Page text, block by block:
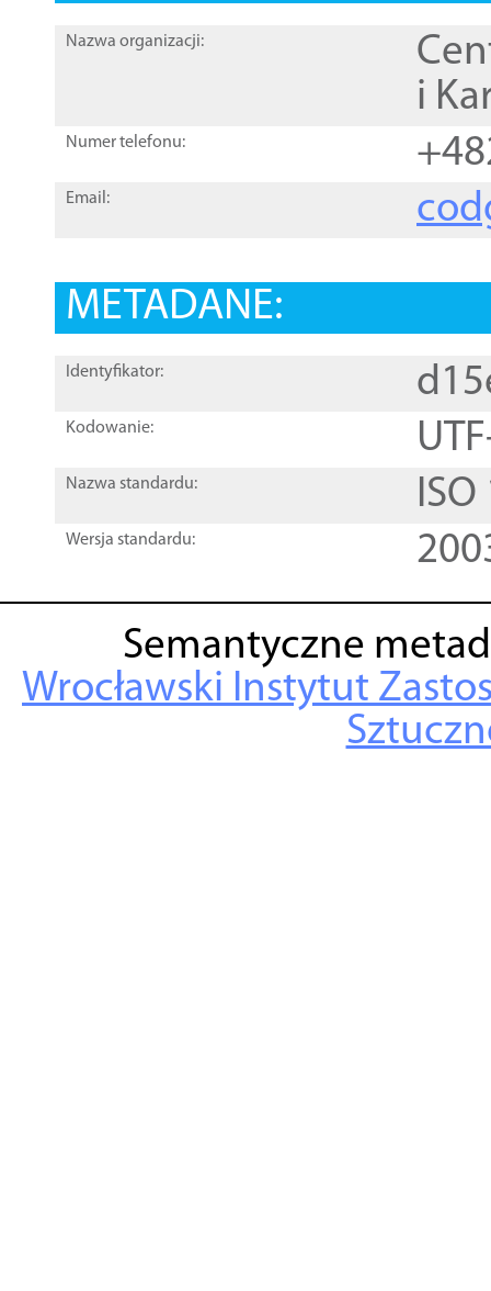
Nazwa organizacji:
i
Numer telefonu:
Email:
METADANE:
Identyfikator:
Kodowanie:
Nazwa standardu:
Wersja standardu:
Semantyczne
Wrocławski Instytut